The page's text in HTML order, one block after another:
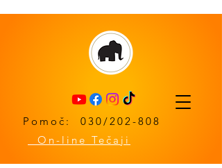
Pomoč: 030/202-808
On-line Tečaji